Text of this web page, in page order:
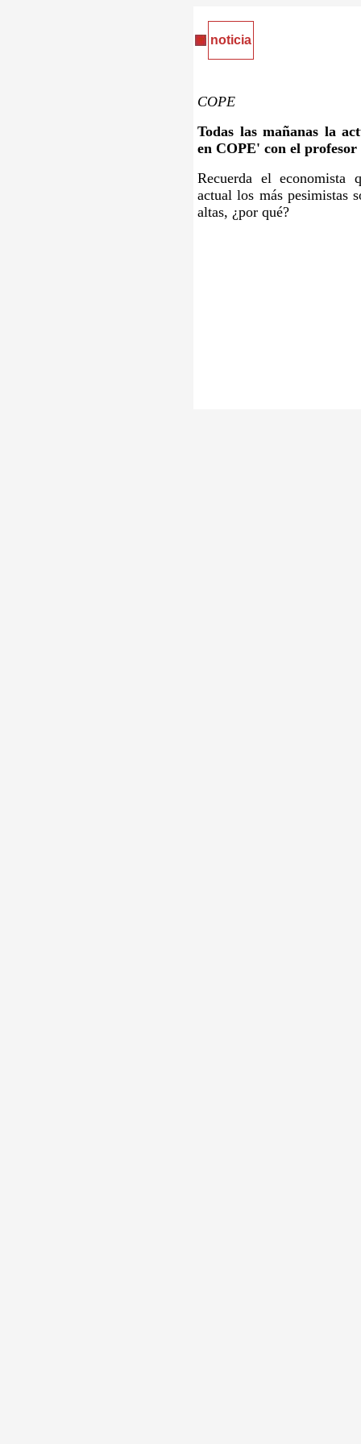
noticia
COPE
Todas las mañanas la
en COPE' con el
Recuerda el economista
actual los más pesimistas
altas, ¿por qué?